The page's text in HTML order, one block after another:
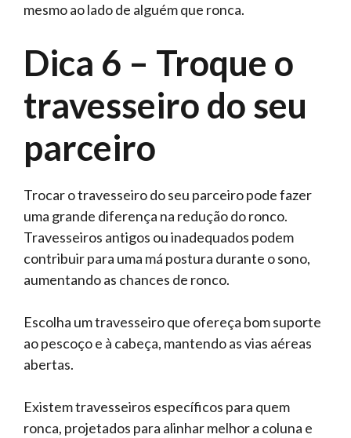
mesmo ao lado de alguém que ronca.
Dica 6 – Troque o
travesseiro do seu
parceiro
Trocar o travesseiro do seu parceiro pode fazer
uma grande diferença na redução do ronco.
Travesseiros antigos ou inadequados podem
contribuir para uma má postura durante o sono,
aumentando as chances de ronco.
Escolha um travesseiro que ofereça bom suporte
ao pescoço e à cabeça, mantendo as vias aéreas
abertas.
Existem travesseiros específicos para quem
ronca, projetados para alinhar melhor a coluna e